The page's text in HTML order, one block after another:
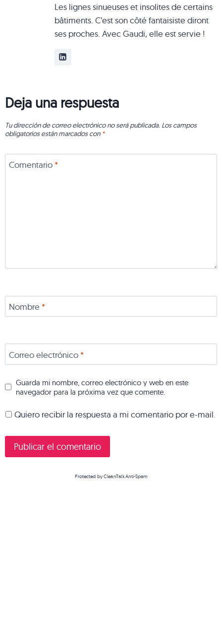
Les lignes sinueuses et insolites de certains
bâtiments. C’est son côté fantaisiste diront
ses proches. Avec Gaudi, elle est servie !
Deja una respuesta
Tu dirección de correo electrónico no será publicada. Los campos
obligatorios están marcados con *
Comentario *
Nombre *
Correo electrónico *
Guarda mi nombre, correo electrónico y web en este
navegador para la próxima vez que comente.
Quiero recibir la respuesta a mi comentario por e-mail.
Protected byCleanTalk Anti-Spam